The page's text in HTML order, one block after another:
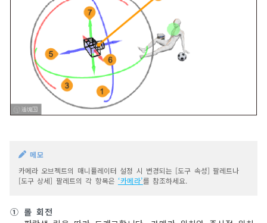
메모
카메라 오브젝트의 매니퓰레이터 설정 시 변경되는 [도구 속성] 팔레트나
[도구 상세] 팔레트의 각 항목은 ‘카메라’를 참조하세요.
① 롤 회전